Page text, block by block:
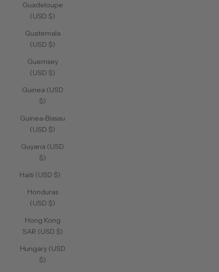
Guadeloupe
(USD $)
Guatemala
(USD $)
Guernsey
(USD $)
Guinea (USD
$)
Guinea-Bissau
(USD $)
Guyana (USD
$)
Haiti (USD $)
Honduras
(USD $)
Hong Kong
SAR (USD $)
Hungary (USD
$)